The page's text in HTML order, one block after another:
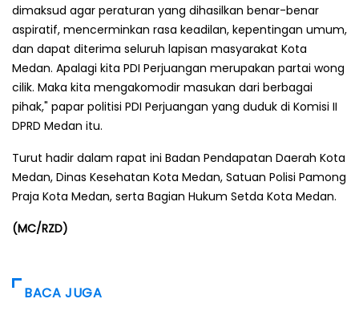
dimaksud agar peraturan yang dihasilkan benar-benar
aspiratif, mencerminkan rasa keadilan, kepentingan umum,
dan dapat diterima seluruh lapisan masyarakat Kota
Medan. Apalagi kita PDI Perjuangan merupakan partai wong
cilik. Maka kita mengakomodir masukan dari berbagai
pihak," papar politisi PDI Perjuangan yang duduk di Komisi II
DPRD Medan itu.
Turut hadir dalam rapat ini Badan Pendapatan Daerah Kota
Medan, Dinas Kesehatan Kota Medan, Satuan Polisi Pamong
Praja Kota Medan, serta Bagian Hukum Setda Kota Medan.
(MC/RZD)
BACA JUGA